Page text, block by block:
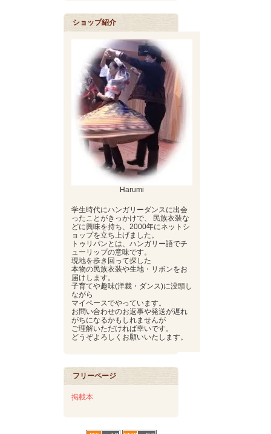
ショップ紹介
Harumi
学生時代にハンガリーダンスに出会
ったことがきっかけで、 民族衣装な
どに興味を持ち、2000年にネットシ
ョップを立ち上げました。
トゥリパンとは、ハンガリー語でチ
ューリップの意味です。
現地を歩き回って探した
本物の民族衣装や生地・リボンをお
届けします。
子育てや趣味(洋裁・ダンス)に没頭し
ながら
マイペースでやっています。
お問い合わせのお返事や発送が遅れ
がちになるかもしれませんが
ご理解いただければ幸いです。
どうぞよろしくお願いいたします。
フリーページ
掲載本